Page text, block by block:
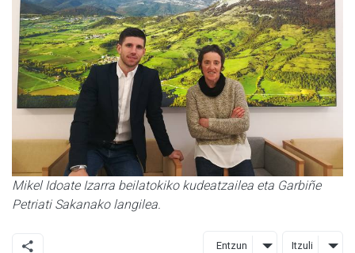
Mikel Idoate Izarra beilatokiko kudeatzailea eta Garbiñe
Petriati Sakanako langilea.
Entzun Itzuli